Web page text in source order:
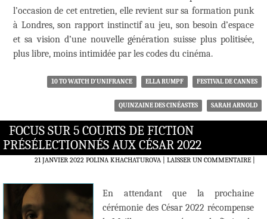
l’occasion de cet entretien, elle revient sur sa formation punk
à Londres, son rapport instinctif au jeu, son besoin d’espace
et sa vision d’une nouvelle génération suisse plus politisée,
plus libre, moins intimidée par les codes du cinéma.
10 TO WATCH D’UNIFRANCE ELLA RUMPF FESTIVAL DE CANNES
QUINZAINE DES CINÉASTES SARAH ARNOLD
FOCUS SUR 5 COURTS DE FICTION
PRÉSÉLECTIONNÉS AUX CÉSAR 2022
21 JANVIER 2022 POLINA KHACHATUROVA LAISSER UN COMMENTAIRE|
En attendant que la prochaine
cérémonie des César 2022 récompense